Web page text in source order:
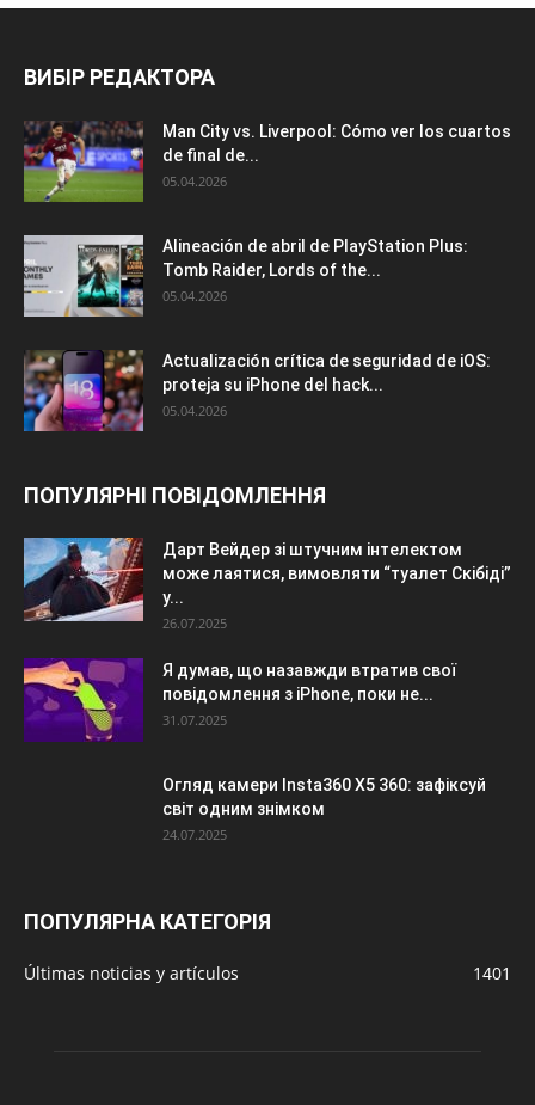
ВИБІР РЕДАКТОРА
Man City vs. Liverpool: Cómo ver los cuartos
de final de...
05.04.2026
Alineación de abril de PlayStation Plus:
Tomb Raider, Lords of the...
05.04.2026
Actualización crítica de seguridad de iOS:
proteja su iPhone del hack...
05.04.2026
ПОПУЛЯРНІ ПОВІДОМЛЕННЯ
Дарт Вейдер зі штучним інтелектом
може лаятися, вимовляти “туалет Скібіді”
у...
26.07.2025
Я думав, що назавжди втратив свої
повідомлення з iPhone, поки не...
31.07.2025
Огляд камери Insta360 X5 360: зафіксуй
світ одним знімком
24.07.2025
ПОПУЛЯРНА КАТЕГОРІЯ
Últimas noticias y artículos 1401